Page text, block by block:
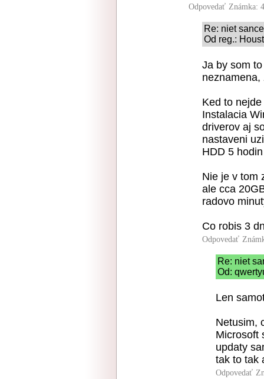
Odpovedať Známka:
Re: niet sance
Od reg.:
Ja by som
neznamena,
Ked to
Instalacia
driverov aj
nastaveni
HDD 5
Nie je v tom
ale cca
radovo
Co robis 3
Odpovedať
Re: niet
Od:
Len
Netusim,
Microsoft
updaty
tak to tak
Odpovedať